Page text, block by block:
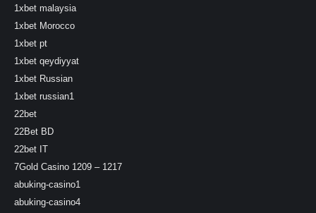
1xbet malaysia
1xbet Morocco
1xbet pt
1xbet qeydiyyat
1xbet Russian
1xbet russian1
22bet
22Bet BD
22bet IT
7Gold Casino 1209 – 1217
abuking-casino1
abuking-casino4